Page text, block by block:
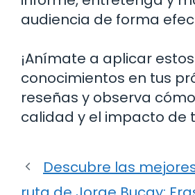
audiencia de forma
¡Anímate a aplicar estos
conocimientos en tus
reseñas y observa
calidad y el impacto de
Descubre las